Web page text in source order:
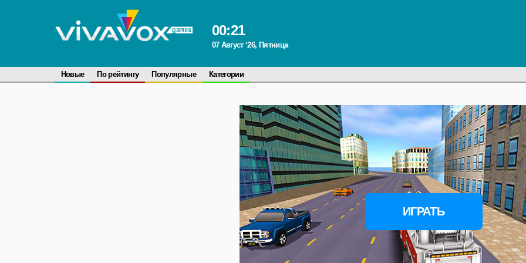
00:21
07 Август ‘26, Пятница
Новые По рейтингу Популярные Категории
ИГРАТЬ